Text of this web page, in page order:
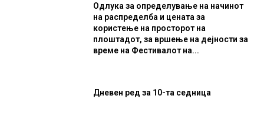
Одлука за определување на начинот
на распределба и цената за
користење на просторот на
плоштадот, за вршење на дејности за
време на Фестивалот на...
Дневен ред за 10-та седница